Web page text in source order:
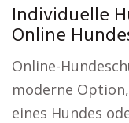
Individuelle
Online
Online-
moderne
eines Hundes